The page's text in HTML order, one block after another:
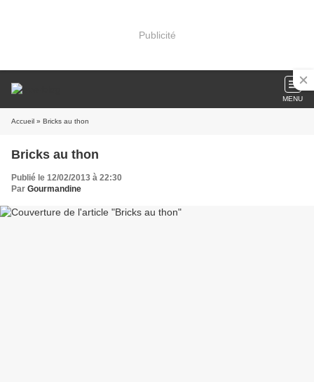
Publicité
MENU
Accueil » Bricks au thon
Bricks au thon
Publié le 12/02/2013 à 22:30
Par Gourmandine